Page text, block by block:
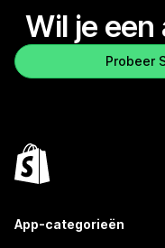
Wil je
Probeer
App-categorieën